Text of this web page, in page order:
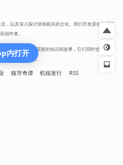
，以及深入探讨游戏相关的文化。我们开发原创的播客
创作者。
，历史等各个层面的知识和故事，它们同时也会辐射
给热爱游戏的您。
核市奇谭 机核发行 RSS
内打开